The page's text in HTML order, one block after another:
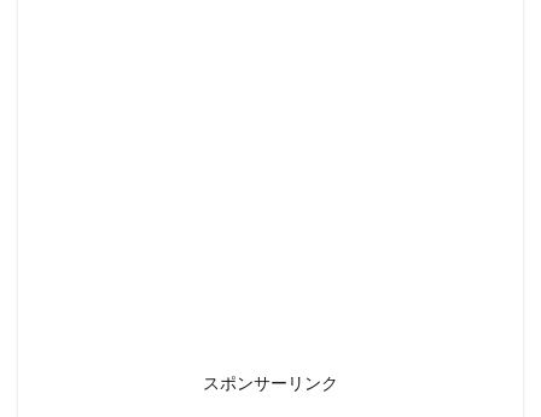
スポンサーリンク